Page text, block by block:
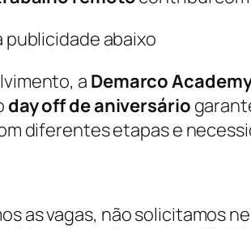
abaixo
a Demarco
day off de aniversário
diferentes etapas e
as vagas, não solicitamos